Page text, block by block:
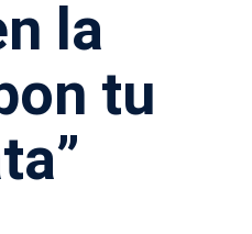
la
tu